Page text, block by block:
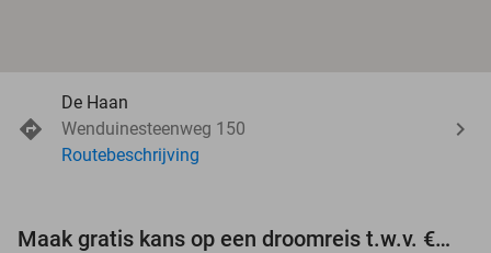
De Haan
Wenduinesteenweg 150
Routebeschrijving
Maak gratis kans op een droomreis t.w.v. €3.000!